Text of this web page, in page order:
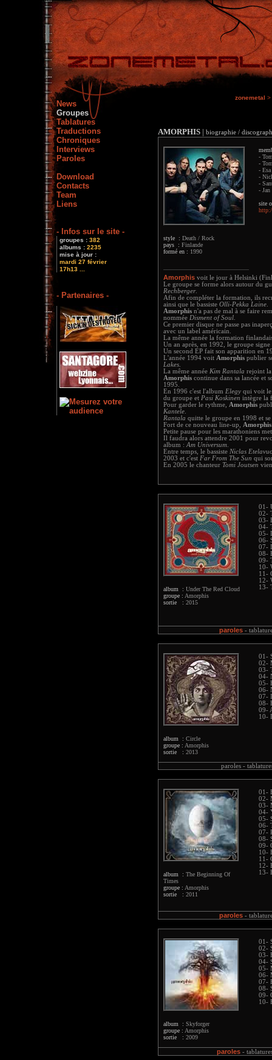
News
Groupes
Tablatures
Traductions
Chroniques
Interviews
Paroles
Download
Contacts
Team
Liens
- Infos sur le site -
groupes : 382
albums : 2235
mise à jour :
mardi 27 février
17h13 ...
- Partenaires -
zonemetal >
AMORPHIS | biographie /
style : Death / Rock
pays : Finlande
formé en : 1990
-
-
-
-
-
- Jan
site
Amorphis voit le jour à Helsinki
Le groupe se forme alors autour du
Rechberger.
Afin de compléter la formation, ils
ainsi que le bassiste Olli-Pekka Laine
Amorphis n'a pas de mal à se faire
nommée Disment of Soul
Ce premier disque ne passe pas
avec un label américain.
La même année la formation
Un an après, en 1992, le groupe
Un second EP fait son apparition en
L'année 1994 voit Amorphis publier
Lakes
La même année Kim Rantala rejoint
Amorphis continue dans sa lancée et
1995.
En 1996 c'est l'album Elegy qui voit
du groupe et Pasi Koskinen intègre la
Pour garder le rythme, Amorphis
Kantele
Rantala quitte le groupe en 1998 et
Fort de ce nouveau line-up, Amorphis
Petite pause pour les marathoniens
Il faudra alors attendre 2001 pour
album : Am Universum
Entre temps, le bassiste Niclas
2003 et c'est Far From The Sun qui
En 2005 le chanteur Tomi Joutsen
album : Under The Red Cloud
groupe : Amorphis
sortie : 2015
01-
02-
03-
04-
05-
06-
07-
08-
09-
10-
11-
12-
13-
paroles-
album : Circle
groupe : Amorphis
sortie : 2013
01-
02-
03-
04-
05-
06-
07-
08-
09-
10-
paroles -
album : The Beginning Of
Times
groupe : Amorphis
sortie : 2011
01-
02-
03-
04-
05-
06-
07-
08-
09-
10-
11-
12-
13-
paroles-
album : Skyforger
groupe : Amorphis
sortie : 2009
01-
02-
03-
04-
05-
06-
07-
08-
09-
10-
paroles -